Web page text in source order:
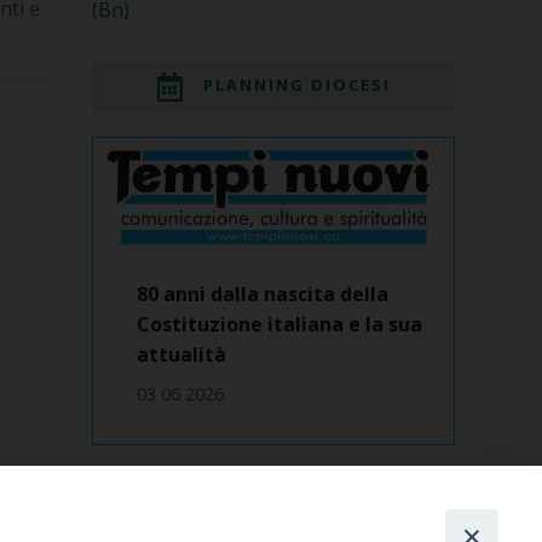
e
(Bn)
PLANNING DIOCESI
80 anni dalla nascita della
Costituzione italiana e la sua
attualità
03 06 2026